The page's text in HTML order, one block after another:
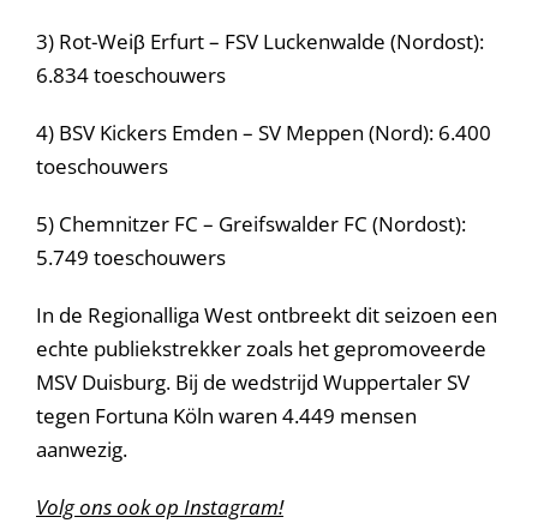
3) Rot-Weiβ Erfurt – FSV Luckenwalde (Nordost):
6.834 toeschouwers
4) BSV Kickers Emden – SV Meppen (Nord): 6.400
toeschouwers
5) Chemnitzer FC – Greifswalder FC (Nordost):
5.749 toeschouwers
In de Regionalliga West ontbreekt dit seizoen een
echte publiekstrekker zoals het gepromoveerde
MSV Duisburg. Bij de wedstrijd Wuppertaler SV
tegen Fortuna Köln waren 4.449 mensen
aanwezig.
Volg ons ook op Instagram!